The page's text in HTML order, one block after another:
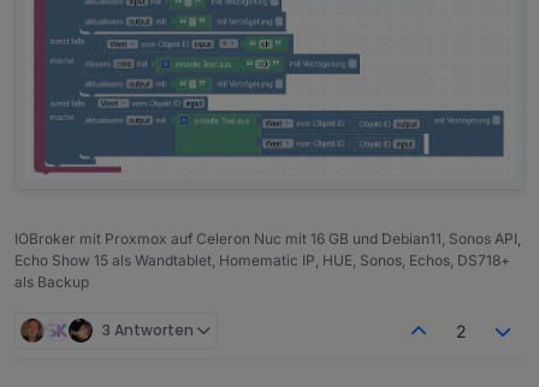
IOBroker mit Proxmox auf Celeron Nuc mit 16 GB und Debian11, Sonos API,
Echo Show 15 als Wandtablet, Homematic IP, HUE, Sonos, Echos, DS718+
als Backup
3 Antworten 2